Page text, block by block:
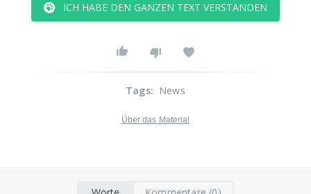
ICH HABE DEN GANZEN TEXT VERSTANDEN
Tags: News
Über das Material